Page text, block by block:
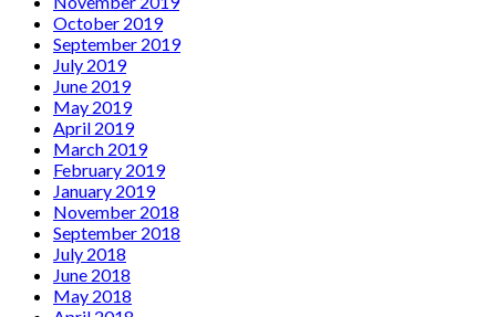
October 2019
September 2019
July 2019
June 2019
May 2019
April 2019
March 2019
February 2019
January 2019
November 2018
September 2018
July 2018
June 2018
May 2018